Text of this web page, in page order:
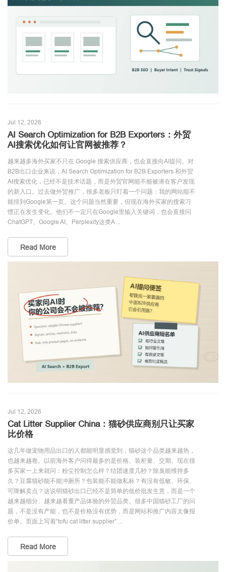
Jul 12, 2026
AI Search Optimization for B2B Exporters：外贸
AI搜索优化如何让官网被推荐？
越来越多海外买家不只在 Google 搜索供应商，也会直接向AI提问。对
B2B出口企业来说，AI Search Optimization for B2B Exporters 和外贸
AI搜索优化，已经不是技术话题，而是外贸官网能不能被潜在客户发现
的新入口。过去做外贸推广，很多老板只盯着一个问题：我的网站能不
能排到Google第一页。这个问题当然重要，但现在海外买家的搜索习
惯正在发生变化。他们不一定只在Google里输入关键词，也会直接问
ChatGPT、Google AI、Perplexity这类A ...
Read More
Jul 12, 2026
Cat Litter Supplier China：猫砂供应商别只让买家
比价格
这几年做宠物用品出口的人都能明显感觉到，猫砂这个品类越来越热，
也越来越卷。以前海外客户问得最多的是价格、装柜量、交期。现在很
多买家一上来就问：粉尘控制怎么样？结团速度几秒？除臭能维持多
久？豆腐猫砂能不能冲厕所？包装能不能做私标？有没有低敏、环保、
可降解卖点？这说明猫砂出口已经不是简单的低价批发生意，而是一个
越来越细分、越来越看重产品体验的外贸品类。很多中国猫砂工厂的问
题，不是没有产能，也不是价格没有优势，而是网站和推广内容太像报
价单。页面上写着“tofu cat litter supplier” ...
Read More